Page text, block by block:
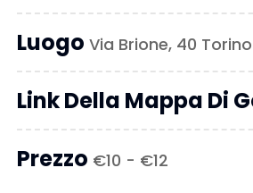
Luogo Via Brione, 40 Torino
Link Della Mappa Di
Prezzo €10 - €12